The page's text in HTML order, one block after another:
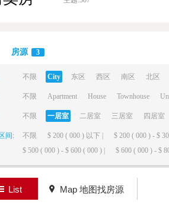
房源 3
不限 City 东区 西区 南区 北区
不限 Apartment House Townhouse
不限 一居室 二居室 三居室 四居室
间: 不限 $ 200 ( 000 ) 以下 | $ 200 ( 000 ) - $
$ 500 ( 000 ) - $ 600 ( 000 ) |
$ 600 ( 000 ) - $
List Map 地图找房源